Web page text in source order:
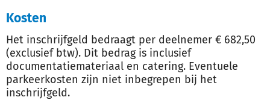
Kosten
Het inschrijfgeld bedraagt per deelnemer € 682,50
(exclusief btw). Dit bedrag is inclusief
documentatiemateriaal en catering. Eventuele
parkeerkosten zijn niet inbegrepen bij het
inschrijfgeld.